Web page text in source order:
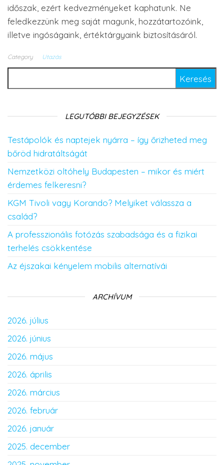
időszak, ezért kedvezményeket kaphatunk. Ne
feledkezzünk meg saját magunk, hozzátartozóink,
illetve ingóságaink, értéktárgyaink biztosításáról.
Category Utazás
LEGUTÓBBI BEJEGYZÉSEK
Testápolók és naptejek nyárra – így őrizheted meg
bőröd hidratáltságát
Nemzetközi oltóhely Budapesten – mikor és miért
érdemes felkeresni?
KGM Tivoli vagy Korando? Melyiket válassza a
család?
A professzionális fotózás szabadsága és a fizikai
terhelés csökkentése
Az éjszakai kényelem mobilis alternatívái
ARCHÍVUM
2026. július
2026. június
2026. május
2026. április
2026. március
2026. február
2026. január
2025. december